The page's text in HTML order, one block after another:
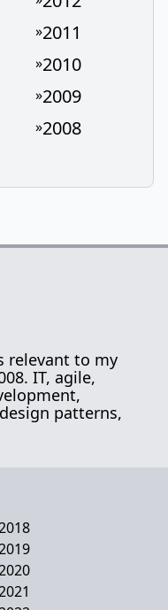
»2011
»2010
»2009
»2008
relevant to my
IT, agile,
patterns,